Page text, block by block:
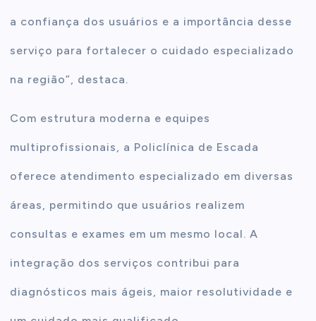
a confiança dos usuários e a importância desse
serviço para fortalecer o cuidado especializado
na região”, destaca.
Com estrutura moderna e equipes
multiprofissionais, a Policlínica de Escada
oferece atendimento especializado em diversas
áreas, permitindo que usuários realizem
consultas e exames em um mesmo local. A
integração dos serviços contribui para
diagnósticos mais ágeis, maior resolutividade e